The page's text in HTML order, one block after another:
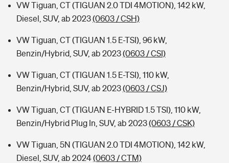
VW Tiguan, CT (TIGUAN 2.0 TDI 4MOTION), 142 kW,
Diesel, SUV, ab 2023(0603 / CSH)
VW Tiguan, CT (TIGUAN 1.5 E-TSI), 96 kW,
Benzin/Hybrid, SUV, ab 2023(0603 / CSI)
VW Tiguan, CT (TIGUAN 1.5 E-TSI), 110 kW,
Benzin/Hybrid, SUV, ab 2023(0603 / CSJ)
VW Tiguan, CT (TIGUAN E-HYBRID 1.5 TSI), 110 kW,
Benzin/Hybrid Plug In, SUV, ab 2023(0603 / CSK)
VW Tiguan, 5N (TIGUAN 2.0 TDI 4MOTION), 142 kW,
Diesel, SUV, ab 2024(0603 / CTM)